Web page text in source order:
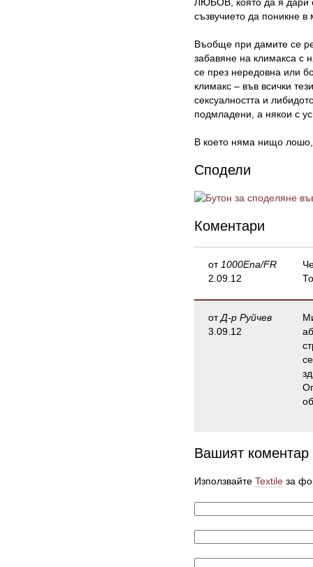
съзвучието да поникне
Въобще при дамите се
забавяне на климакса с
се през нередовна или
климакс – във всички
сексуалността и
подмладени, а някои с
В което няма нищо
Сподели
Коментари
от1000Ena/FR
2.09.12
отД-р Руйчев
3.09.12
Вашият коментар
Използвайте Textile за